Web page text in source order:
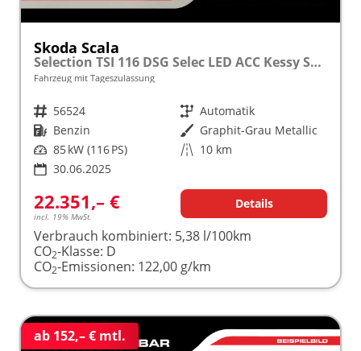
Skoda Scala
Selection TSI 116 DSG Selec LED ACC Kessy SunS Kam
Fahrzeug mit Tageszulassung
Fahrzeugnr. 56524 Getriebe Automatik
Kraftstoff Benzin Außenfarbe Graphit-Grau Metallic
Leistung 85 kW (116 PS) Kilometerstand 10 km
30.06.2025
22.351,– €
incl. 19% MwSt.
Details
Verbrauch kombiniert: 5,38 l/100km
CO2-Klasse: D
CO2-Emissionen: 122,00 g/km
ab 152,– € mtl.